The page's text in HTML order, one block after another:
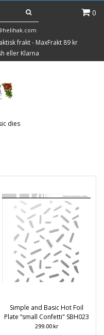
0
frakt - MaxFrakt 89 kr
eller Klarna
dies
Simple and Basic Hot Foil
Plate “small Confetti" SBH023
299.00 kr